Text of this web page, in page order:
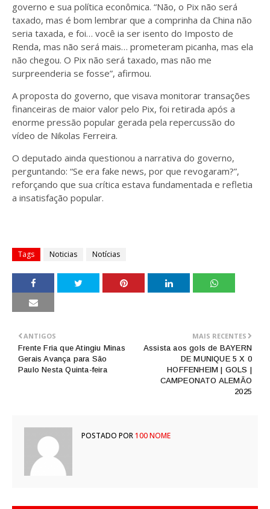
governo e sua política econômica. “Não, o Pix não será
taxado, mas é bom lembrar que a comprinha da China não
seria taxada, e foi… você ia ser isento do Imposto de
Renda, mas não será mais… prometeram picanha, mas ela
não chegou. O Pix não será taxado, mas não me
surpreenderia se fosse”, afirmou.
A proposta do governo, que visava monitorar transações
financeiras de maior valor pelo Pix, foi retirada após a
enorme pressão popular gerada pela repercussão do
vídeo de Nikolas Ferreira.
O deputado ainda questionou a narrativa do governo,
perguntando: “Se era fake news, por que revogaram?”,
reforçando que sua crítica estava fundamentada e refletia
a insatisfação popular.
Tags Noticias Notícias
MAIS RECENTES
Assista aos gols de BAYERN
DE MUNIQUE 5 X 0
HOFFENHEIM | GOLS |
CAMPEONATO ALEMÃO
2025
ANTIGOS
Frente Fria que Atingiu Minas
Gerais Avança para São
Paulo Nesta Quinta-feira
POSTADO POR100 NOME